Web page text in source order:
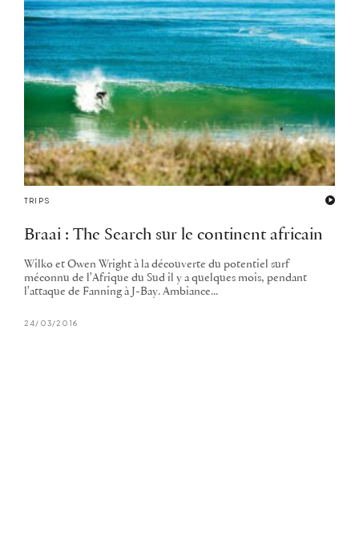
TRIPS
Braai : The Search sur le continent africain
Wilko et Owen Wright à la découverte du potentiel surf
méconnu de l'Afrique du Sud il y a quelques mois, pendant
l'attaque de Fanning à J-Bay. Ambiance...
24/03/2016